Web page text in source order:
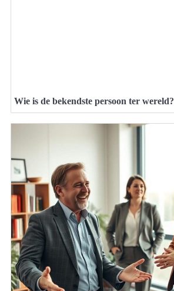
Wie is de bekendste persoon ter wereld?